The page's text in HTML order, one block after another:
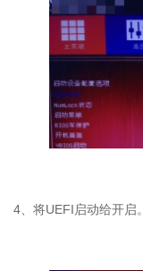
4、将UEFI启动给开启。